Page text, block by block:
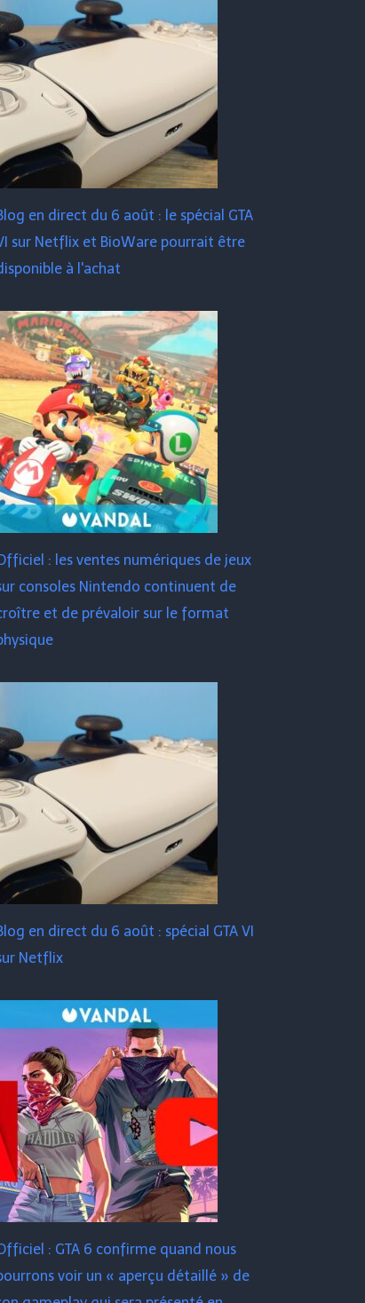
en direct du 6 août : le spécial GTA
sur Netflix et BioWare pourrait être
à l'achat
: les ventes numériques de jeux
consoles Nintendo continuent de
et de prévaloir sur le format
en direct du 6 août : spécial GTA VI
Netflix
: GTA 6 confirme quand nous
voir un « aperçu détaillé » de